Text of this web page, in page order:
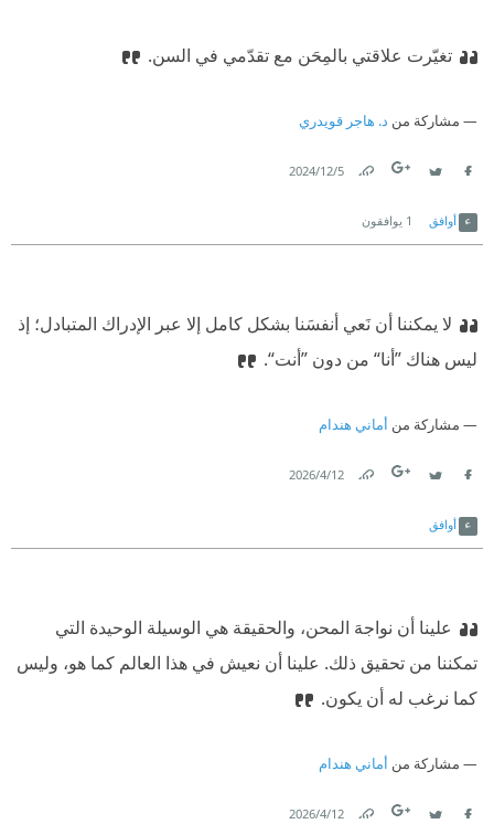
تغيّرت علاقتي بالمِحَن مع تقدّمي في السن.
مشاركة من د. هاجر قويدري
5‏/12‏/2024
أوافق 1 يوافقون
لا يمكننا أن نَعي أنفسَنا بشكل كامل إلا عبر الإدراك المتبادل؛ إذ
ليس هناك ”أنا“ من دون ”أنت“.
مشاركة من أماني هندام
12‏/4‏/2026
أوافق
علينا أن نواجهَ المحن، والحقيقة هي الوسيلة الوحيدة التي
تمكننا من تحقيق ذلك. علينا أن نعيش في هذا العالم كما هو، وليس
كما نرغب له أن يكون.
مشاركة من أماني هندام
12‏/4‏/2026